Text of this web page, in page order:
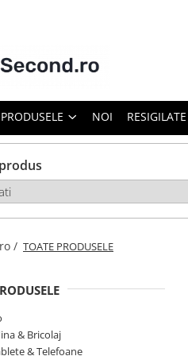
Atelier
auto
NOI RESIGILATE
/ TOATE PRODUSELE
& Bricolaj
& Telefoane